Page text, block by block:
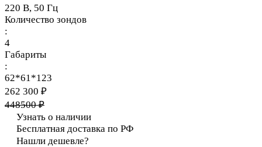
220 В, 50 Гц
Количество зондов
:
4
Габариты
:
62*61*123
262 300 ₽
448500 ₽
Узнать о наличии
Бесплатная доставка по РФ
Нашли дешевле?